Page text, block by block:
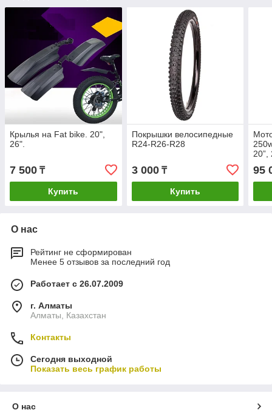
Крылья на Fat bike. 20",
26".
7 500 ₸
Купить
Покрышки велосипедные
R24-R26-R28
3 000₸
Купить
20”,
95
О нас
Рейтинг не сформирован
Менее 5 отзывов за последний год
Работает с 26.07.2009
г. Алматы
Алматы, Казахстан
Контакты
Сегодня выходной
Показать весь график работы
О нас